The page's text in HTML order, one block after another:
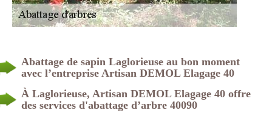
Abattage de sapin Laglorieuse au bon moment
avec l’entreprise Artisan DEMOL Elagage 40
À Laglorieuse, Artisan DEMOL Elagage 40 offre
des services d'abattage d’arbre 40090